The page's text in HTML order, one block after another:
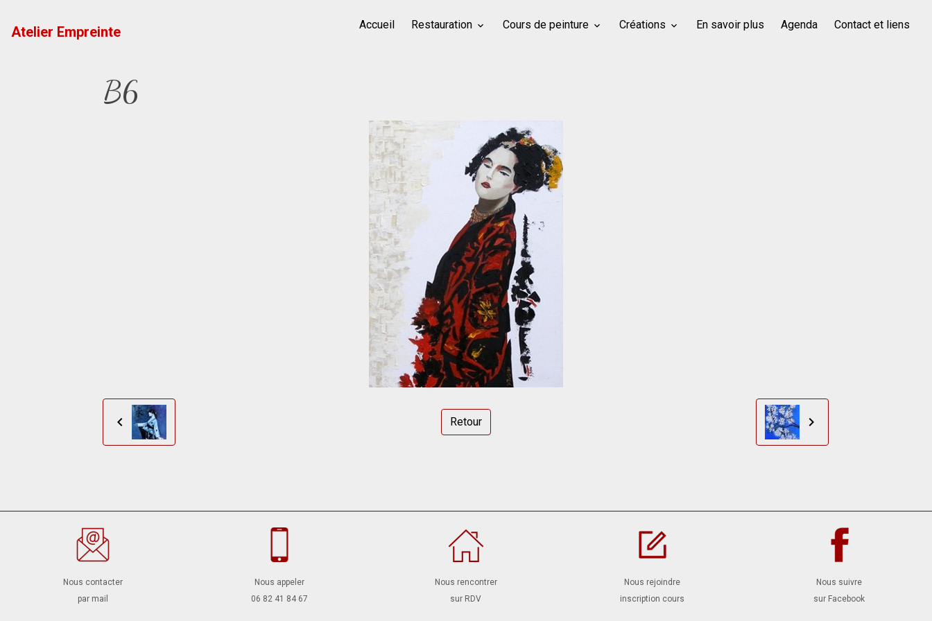
Atelier Empreinte Accueil Restauration Cours de peinture Créations En savoir plus Agenda Contact et liens
B6
Retour
Nous contacter
par mail
Nous appeler
06 82 41 84 67
Nous rencontrer
sur RDV
Nous rejoindre
inscription cours
Nous suivre
sur Facebook